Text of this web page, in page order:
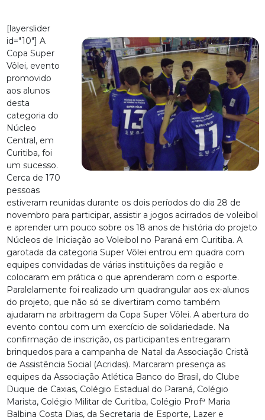
VOLEIBOL NO
PARANÁ
[layerslider
id="10"] A
Copa Super
Vôlei, evento
promovido
aos alunos
desta
categoria do
Núcleo
Central, em
Curitiba, foi
um sucesso.
Cerca de 170
pessoas
estiveram reunidas durante os dois períodos do dia 28 de
novembro para participar, assistir a jogos acirrados de voleibol
e aprender um pouco sobre os 18 anos de história do projeto
Núcleos de Iniciação ao Voleibol no Paraná em Curitiba. A
garotada da categoria Super Vôlei entrou em quadra com
equipes convidadas de várias instituições da região e
colocaram em prática o que aprenderam com o esporte.
Paralelamente foi realizado um quadrangular aos ex-alunos
do projeto, que não só se divertiram como também
ajudaram na arbitragem da Copa Super Vôlei. A abertura do
evento contou com um exercício de solidariedade. Na
confirmação de inscrição, os participantes entregaram
brinquedos para a campanha de Natal da Associação Cristã
de Assistência Social (Acridas). Marcaram presença as
equipes da Associação Atlética Banco do Brasil, do Clube
Duque de Caxias, Colégio Estadual do Paraná, Colégio
Marista, Colégio Militar de Curitiba, Colégio Profª Maria
Balbina Costa Dias, da Secretaria de Esporte, Lazer e